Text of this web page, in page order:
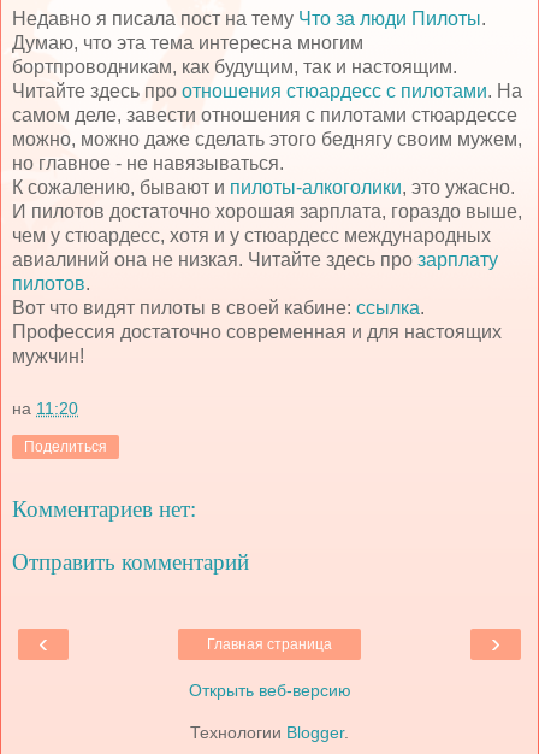
Недавно я писала пост на тему Что за люди Пилоты.
Думаю, что эта тема интересна многим
бортпроводникам, как будущим, так и настоящим.
Читайте здесь про отношения стюардесс с пилотами. На
самом деле, завести отношения с пилотами стюардессе
можно, можно даже сделать этого беднягу своим мужем,
но главное - не навязываться.
К сожалению, бывают и пилоты-алкоголики, это ужасно.
И пилотов достаточно хорошая зарплата, гораздо выше,
чем у стюардесс, хотя и у стюардесс международных
авиалиний она не низкая. Читайте здесь про зарплату
пилотов.
Вот что видят пилоты в своей кабине: ссылка.
Профессия достаточно современная и для настоящих
мужчин!
на 11:20
Поделиться
Комментариев нет:
Отправить комментарий
‹ ›
Главная страница
Открыть веб-версию
Технологии Blogger.